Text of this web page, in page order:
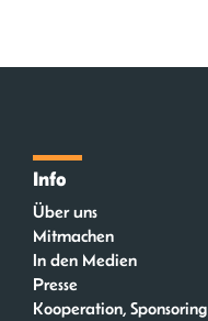
Info
Über uns
Mitmachen
In den Medien
Presse
Kooperation, Sponsoring